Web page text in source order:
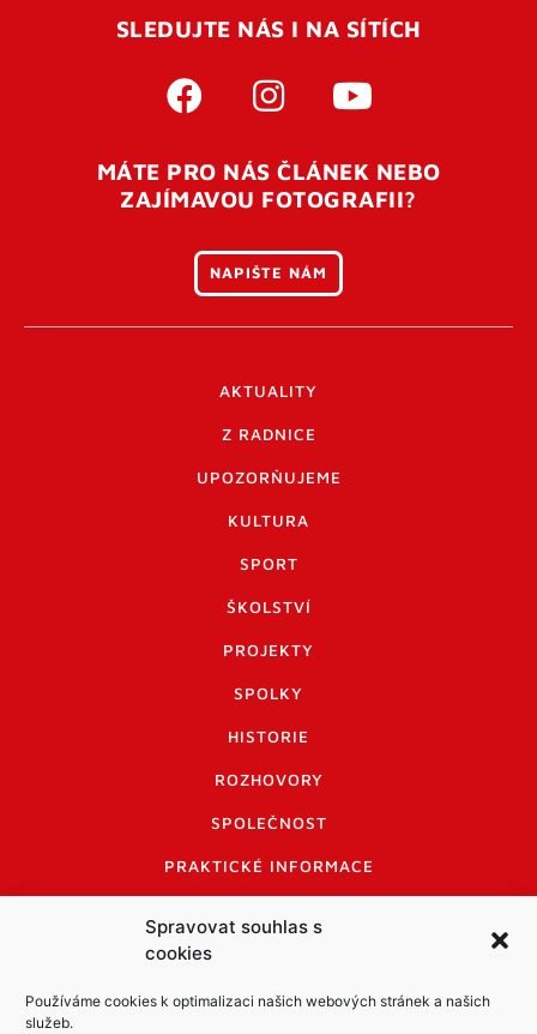
Spravovat souhlas s
cookies
Používáme cookies k optimalizaci našich webových stránek a našich
služeb.
SLEDUJTE NÁS I NA SÍTÍCH
MÁTE PRO NÁS ČLÁNEK NEBO
ZAJÍMAVOU FOTOGRAFII?
NAPIŠTE NÁM
AKTUALITY
Z RADNICE
UPOZORŇUJEME
KULTURA
SPORT
ŠKOLSTVÍ
PROJEKTY
SPOLKY
HISTORIE
ROZHOVORY
SPOLEČNOST
PRAKTICKÉ INFORMACE
INFORMACE A KODEX DISKUTUJÍCÍCH
LOGO A LOGO MANUÁL